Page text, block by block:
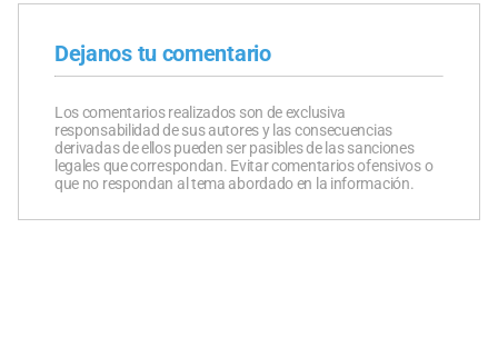
Dejanos tu comentario
Los comentarios realizados son de exclusiva
responsabilidad de sus autores y las consecuencias
derivadas de ellos pueden ser pasibles de las sanciones
legales que correspondan. Evitar comentarios ofensivos o
que no respondan al tema abordado en la información.